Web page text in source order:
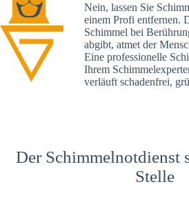
Nein, lassen Sie
einem Profi entfernen.
Schimmel bei
abgibt, atmet der
Eine professionelle
Ihrem
verläuft schadenfrei,
Der Schimmelnotdienst
Stelle